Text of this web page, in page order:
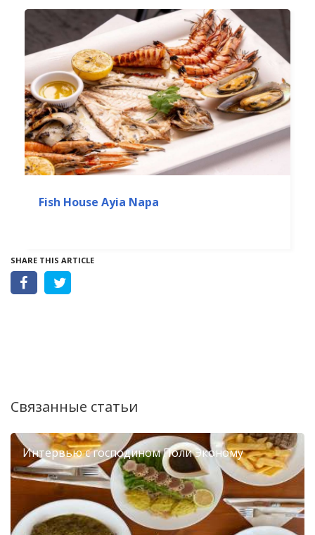
Fish House Ayia Napa
SHARE THIS ARTICLE
Связанные статьи
Интервью с господином Поли Эконому